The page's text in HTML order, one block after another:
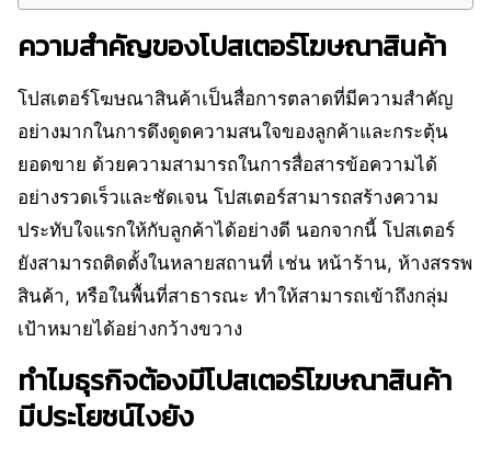
ความสำคัญของโปสเตอร์โฆษณาสินค้า
โปสเตอร์โฆษณาสินค้าเป็นสื่อการตลาดที่มีความสำคัญ
อย่างมากในการดึงดูดความสนใจของลูกค้าและกระตุ้น
ยอดขาย ด้วยความสามารถในการสื่อสารข้อความได้
อย่างรวดเร็วและชัดเจน โปสเตอร์สามารถสร้างความ
ประทับใจแรกให้กับลูกค้าได้อย่างดี นอกจากนี้ โปสเตอร์
ยังสามารถติดตั้งในหลายสถานที่ เช่น หน้าร้าน, ห้างสรรพ
สินค้า, หรือในพื้นที่สาธารณะ ทำให้สามารถเข้าถึงกลุ่ม
เป้าหมายได้อย่างกว้างขวาง
ทำไมธุรกิจต้องมีโปสเตอร์โฆษณาสินค้า
มีประโยชน์ไงยัง